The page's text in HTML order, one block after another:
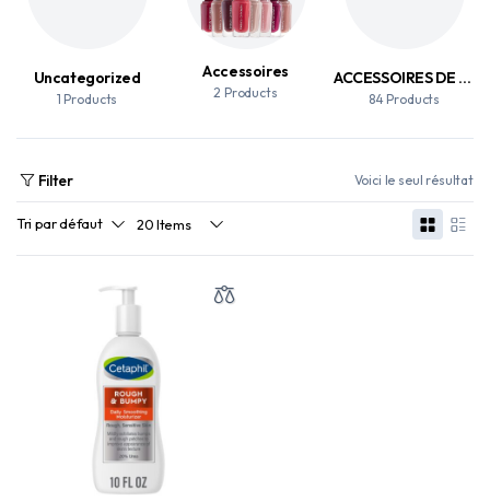
Uncategorized
1 Products
Accessoires
2 Products
ACCESSOIRES DE MAQUILLAGE
84 Products
Filter Voici le seul résultat